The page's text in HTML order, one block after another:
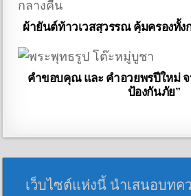
ผ้ายันต์ท้าวเวสสุวรรณ คุ้มครองทั้ง
คำขอบคุณ และ คำอวยพรปีใหม่ จ
ป้องกันภัย”
เว็บไซต์แห่งนี้ นำเสนอบทค